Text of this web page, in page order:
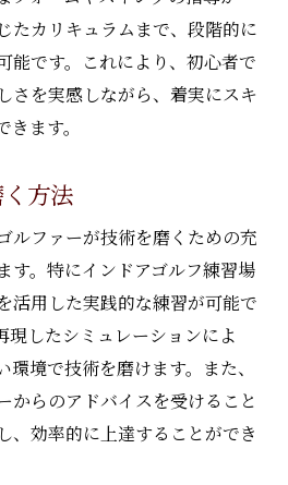
たカリキュラムまで、段階的に
能です。これにより、初心者で
さを実感しながら、着実にスキ
ます。
方法
ルファーが技術を磨くための充
す。特にインドアゴルフ練習場
活用した実践的な練習が可能で
現したシミュレーションによ
環境で技術を磨けます。また、
からのアドバイスを受けること
、効率的に上達することができ